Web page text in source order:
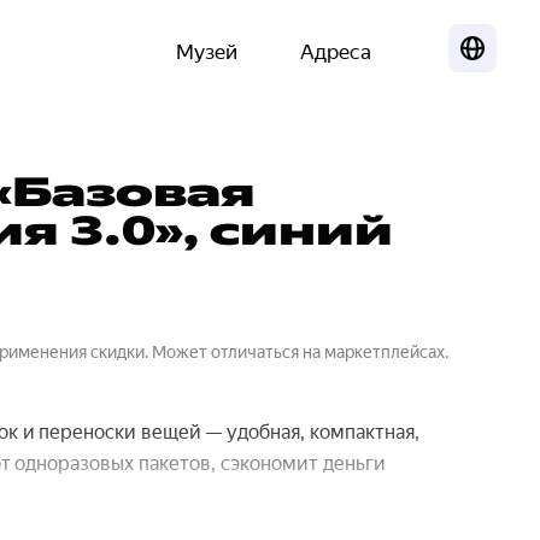
Музей Адреса
3.0», синий
скидки. Может отличаться на маркетплейсах.
и переноски вещей — удобная, компактная,
пакетов, сэкономит деньги